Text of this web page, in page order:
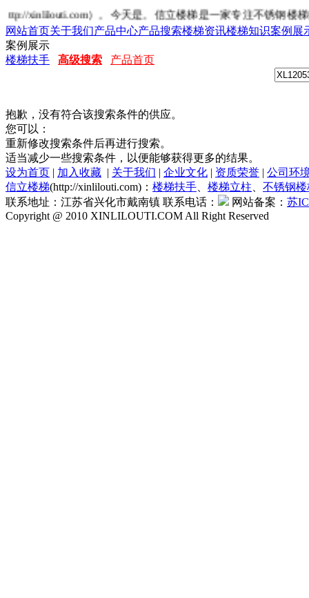
xinlilouti.com）。今天是。信立楼梯是一家专注不锈钢楼
网站首页关于我们产品中心产品搜索楼梯资讯楼梯知识案例展
案例展示
楼梯扶手
高级搜索 产品首页
抱歉，没有符合该搜索条件的供应。
您可以：
重新修改搜索条件后再进行搜索。
适当减少一些搜索条件，以便能够获得更多的结果。
设为首页 | 加入收藏 | 关于我们 | 企业文化 | 资质荣誉 | 公司环
信立楼梯(http://xinlilouti.com)： 楼梯扶手 楼梯立柱
不锈钢
联系地址：江苏省兴化市戴南镇 联系电话：
网站备案： 苏
Copyright @ 2010 XINLILOUTI.COM All Right Reserved